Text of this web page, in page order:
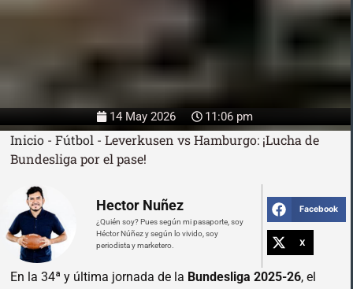
14 May 2026 11:06 pm
Inicio - Fútbol - Leverkusen vs Hamburgo: ¡Lucha de
Bundesliga por el pase!
Hector Nuñez
¿Quién soy? Pues según mi pasaporte, soy
Héctor Núñez y según lo vivido, soy
periodista y marketero.
Facebook
X
En la 34ª y última jornada de la Bundesliga 2025-26, el